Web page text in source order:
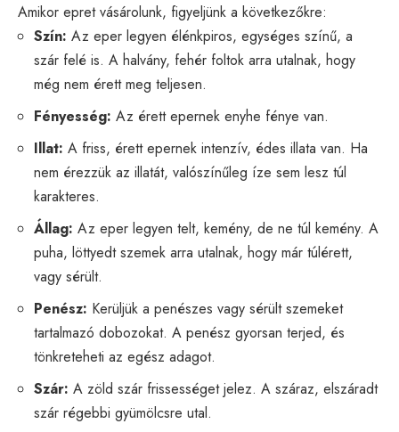
Amikor epret vásárolunk, figyeljünk a következőkre:
Szín: Az eper legyen élénkpiros, egységes színű, a
szár felé is. A halvány, fehér foltok arra utalnak, hogy
még nem érett meg teljesen.
Fényesség: Az érett epernek enyhe fénye van.
Illat: A friss, érett epernek intenzív, édes illata van. Ha
nem érezzük az illatát, valószínűleg íze sem lesz túl
karakteres.
Állag: Az eper legyen telt, kemény, de ne túl kemény. A
puha, löttyedt szemek arra utalnak, hogy már túlérett,
vagy sérült.
Penész: Kerüljük a penészes vagy sérült szemeket
tartalmazó dobozokat. A penész gyorsan terjed, és
tönkreteheti az egész adagot.
Szár: A zöld szár frissességet jelez. A száraz, elszáradt
szár régebbi gyümölcsre utal.